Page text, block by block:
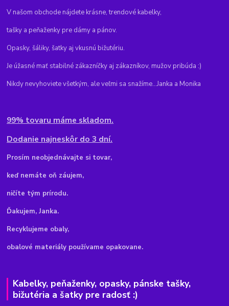
V našom obchode nájdete krásne, trendové kabelky,
tašky a peňaženky pre dámy a pánov.
Opasky, šáliky, šatky aj vkusnú bižutériu.
Je úžasné mať stabilné zákazníčky aj zákazníkov, mužov pribúda :)
Nikdy nevyhoviete všetkým, ale veľmi sa snažíme...Janka a Monika
99% tovaru máme skladom.
Dodanie najneskôr do 3 dní.
Prosím neobjednávajte si tovar,
keď nemáte oň záujem,
ničíte tým prírodu.
Ďakujem, Janka.
Recyklujeme obaly,
obalové materiály používame opakovane.
Kabelky, peňaženky, opasky, pánske tašky,
bižutéria a šatky pre radosť :)